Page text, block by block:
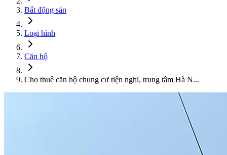
Bất động sản
Loại hình
Căn hộ
Cho thuê căn hộ chung cư tiện nghi, trung tâm Hà N...